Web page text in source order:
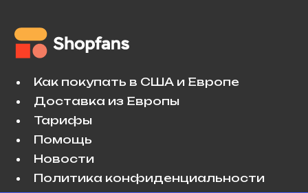
Как покупать в США и Европе
Доставка из Европы
Тарифы
Помощь
Новости
Политика конфиденциальности